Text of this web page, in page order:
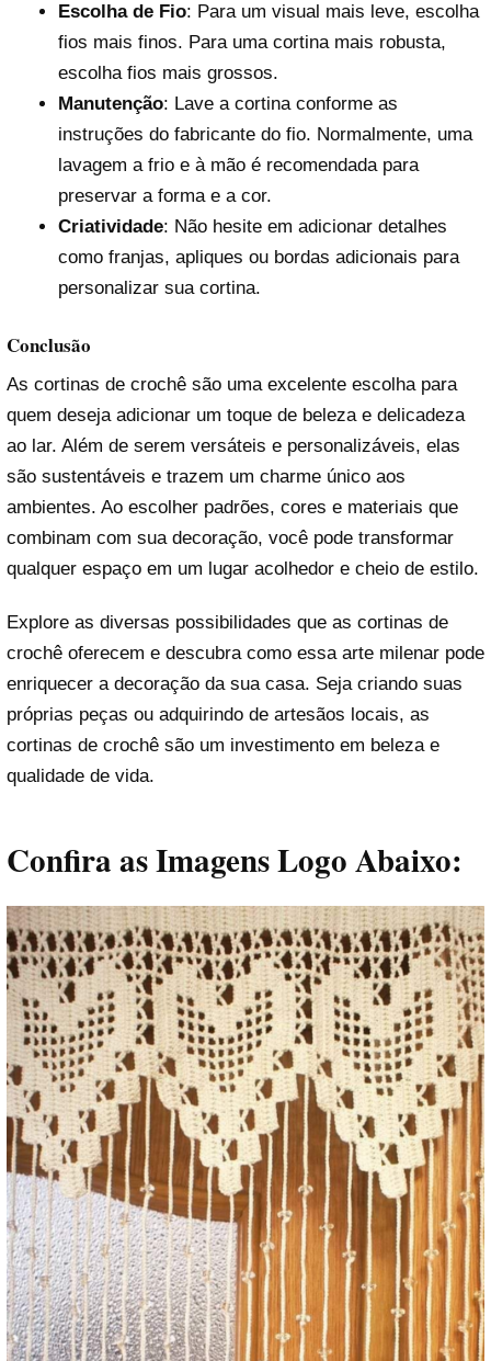
Escolha de Fio: Para um visual mais leve, escolha
fios mais finos. Para uma cortina mais robusta,
escolha fios mais grossos.
Manutenção: Lave a cortina conforme as
instruções do fabricante do fio. Normalmente, uma
lavagem a frio e à mão é recomendada para
preservar a forma e a cor.
Criatividade: Não hesite em adicionar detalhes
como franjas, apliques ou bordas adicionais para
personalizar sua cortina.
Conclusão
As cortinas de crochê são uma excelente escolha para
quem deseja adicionar um toque de beleza e delicadeza
ao lar. Além de serem versáteis e personalizáveis, elas
são sustentáveis e trazem um charme único aos
ambientes. Ao escolher padrões, cores e materiais que
combinam com sua decoração, você pode transformar
qualquer espaço em um lugar acolhedor e cheio de estilo.
Explore as diversas possibilidades que as cortinas de
crochê oferecem e descubra como essa arte milenar pode
enriquecer a decoração da sua casa. Seja criando suas
próprias peças ou adquirindo de artesãos locais, as
cortinas de crochê são um investimento em beleza e
qualidade de vida.
Confira as Imagens Logo Abaixo: